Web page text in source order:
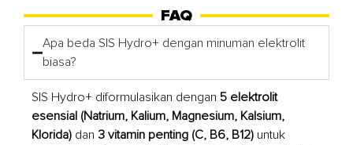
FAQ
Apa beda SIS Hydro+ dengan minuman elektrolit
biasa?
SIS Hydro+ diformulasikan dengan 5 elektrolit
esensial (Natrium, Kalium, Magnesium, Kalsium,
Klorida) dan 3 vitamin penting (C, B6, B12) untuk